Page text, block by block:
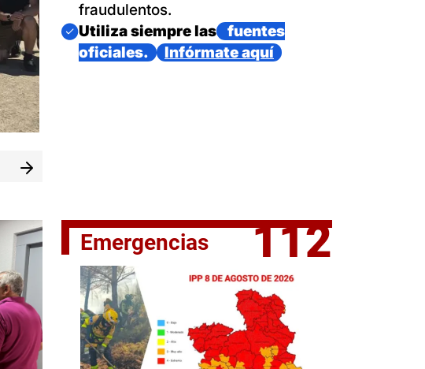
II Vuelta Ciclista CLM LEADER
fraudulentos.
Imagen
Utiliza siempre las
fuentes
oficiales.
Infórmate aquí
Emergencias 112